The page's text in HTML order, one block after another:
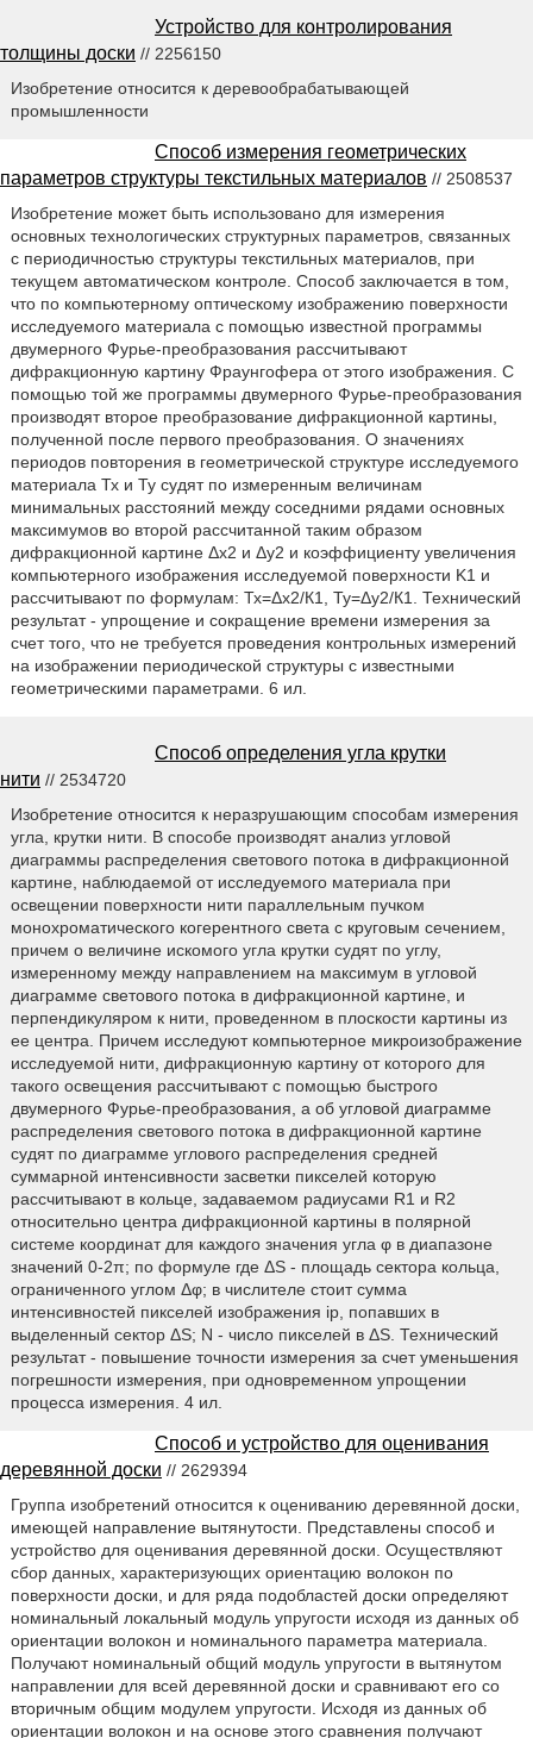
Устройство для контролирования
толщины доски // 2256150
Изобретение относится к деревообрабатывающей
промышленности
Способ измерения геометрических
параметров структуры текстильных материалов // 2508537
Изобретение может быть использовано для измерения
основных технологических структурных параметров, связанных
с периодичностью структуры текстильных материалов, при
текущем автоматическом контроле. Способ заключается в том,
что по компьютерному оптическому изображению поверхности
исследуемого материала с помощью известной программы
двумерного Фурье-преобразования рассчитывают
дифракционную картину Фраунгофера от этого изображения. С
помощью той же программы двумерного Фурье-преобразования
производят второе преобразование дифракционной картины,
полученной после первого преобразования. О значениях
периодов повторения в геометрической структуре исследуемого
материала Тх и Ту судят по измеренным величинам
минимальных расстояний между соседними рядами основных
максимумов во второй рассчитанной таким образом
дифракционной картине Δх2 и Δу2 и коэффициенту увеличения
компьютерного изображения исследуемой поверхности K1 и
рассчитывают по формулам: Тх=Δх2/К1, Ту=Δу2/К1. Технический
результат - упрощение и сокращение времени измерения за
счет того, что не требуется проведения контрольных измерений
на изображении периодической структуры с известными
геометрическими параметрами. 6 ил.
Способ определения угла крутки
нити // 2534720
Изобретение относится к неразрушающим способам измерения
угла, крутки нити. В способе производят анализ угловой
диаграммы распределения светового потока в дифракционной
картине, наблюдаемой от исследуемого материала при
освещении поверхности нити параллельным пучком
монохроматического когерентного света с круговым сечением,
причем о величине искомого угла крутки судят по углу,
измеренному между направлением на максимум в угловой
диаграмме светового потока в дифракционной картине, и
перпендикуляром к нити, проведенном в плоскости картины из
ее центра. Причем исследуют компьютерное микроизображение
исследуемой нити, дифракционную картину от которого для
такого освещения рассчитывают с помощью быстрого
двумерного Фурье-преобразования, а об угловой диаграмме
распределения светового потока в дифракционной картине
судят по диаграмме углового распределения средней
суммарной интенсивности засветки пикселей которую
рассчитывают в кольце, задаваемом радиусами R1 и R2
относительно центра дифракционной картины в полярной
системе координат для каждого значения угла φ в диапазоне
значений 0-2π; по формуле где ΔS - площадь сектора кольца,
ограниченного углом Δφ; в числителе стоит сумма
интенсивностей пикселей изображения ip, попавших в
выделенный сектор ΔS; N - число пикселей в ΔS. Технический
результат - повышение точности измерения за счет уменьшения
погрешности измерения, при одновременном упрощении
процесса измерения. 4 ил.
Способ и устройство для оценивания
деревянной доски // 2629394
Группа изобретений относится к оцениванию деревянной доски,
имеющей направление вытянутости. Представлены способ и
устройство для оценивания деревянной доски. Осуществляют
сбор данных, характеризующих ориентацию волокон по
поверхности доски, и для ряда подобластей доски определяют
номинальный локальный модуль упругости исходя из данных об
ориентации волокон и номинального параметра материала.
Получают номинальный общий модуль упругости в вытянутом
направлении для всей деревянной доски и сравнивают его со
вторичным общим модулем упругости. Исходя из данных об
ориентации волокон и на основе этого сравнения получают